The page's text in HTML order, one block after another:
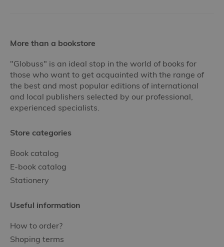
More than a bookstore
"Globuss" is an ideal stop in the world of books for
those who want to get acquainted with the range of
the best and most popular editions of international
and local publishers selected by our professional,
experienced specialists.
Store categories
Book catalog
E-book catalog
Stationery
Useful information
How to order?
Shoping terms